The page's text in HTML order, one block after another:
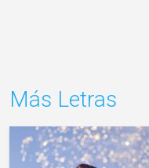
Más Letras